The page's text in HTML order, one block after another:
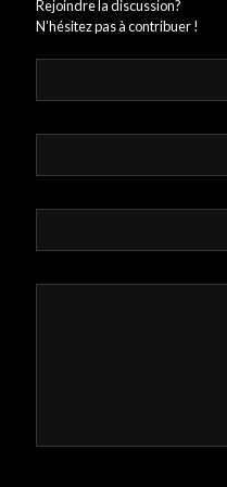
Rejoindre la discussion?
N’hésitez pas à contribuer !